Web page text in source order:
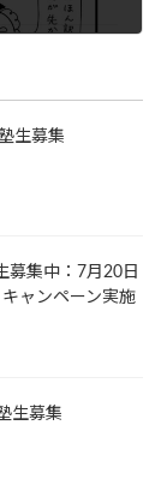
生募集
募集中：7月20日
ャンペーン実施
生募集